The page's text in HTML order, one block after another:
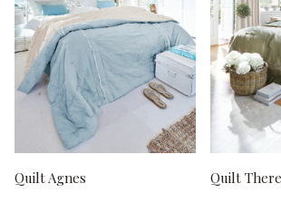
Quilt Agnes Quilt